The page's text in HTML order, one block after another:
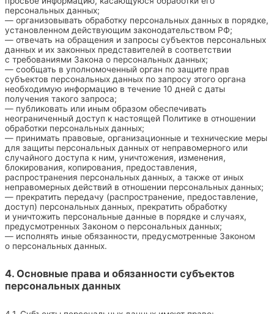
персональных данных;
— организовывать обработку персональных данных в порядке,
установленном действующим законодательством РФ;
— отвечать на обращения и запросы субъектов персональных
данных и их законных представителей в соответствии
с требованиями Закона о персональных данных;
— сообщать в уполномоченный орган по защите прав
субъектов персональных данных по запросу этого органа
необходимую информацию в течение 10 дней с даты
получения такого запроса;
— публиковать или иным образом обеспечивать
неограниченный доступ к настоящей Политике в отношении
обработки персональных данных;
— принимать правовые, организационные и технические меры
для защиты персональных данных от неправомерного или
случайного доступа к ним, уничтожения, изменения,
блокирования, копирования, предоставления,
распространения персональных данных, а также от иных
неправомерных действий в отношении персональных данных;
— прекратить передачу (распространение, предоставление,
доступ) персональных данных, прекратить обработку
и уничтожить персональные данные в порядке и случаях,
предусмотренных Законом о персональных данных;
— исполнять иные обязанности, предусмотренные Законом
о персональных данных.
4. Основные права и обязанности субъектов
персональных данных